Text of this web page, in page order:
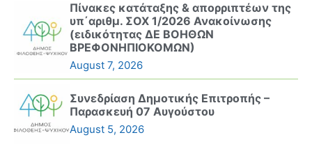
Πίνακες κατάταξης & απορριπτέων της
υπ΄αριθμ. ΣΟΧ 1/2026 Ανακοίνωσης
(ειδικότητας ΔΕ ΒΟΗΘΩΝ
ΒΡΕΦΟΝΗΠΙΟΚΟΜΩΝ)
August 7, 2026
Συνεδρίαση Δημοτικής Επιτροπής –
Παρασκευή 07 Αυγούστου
August 5, 2026